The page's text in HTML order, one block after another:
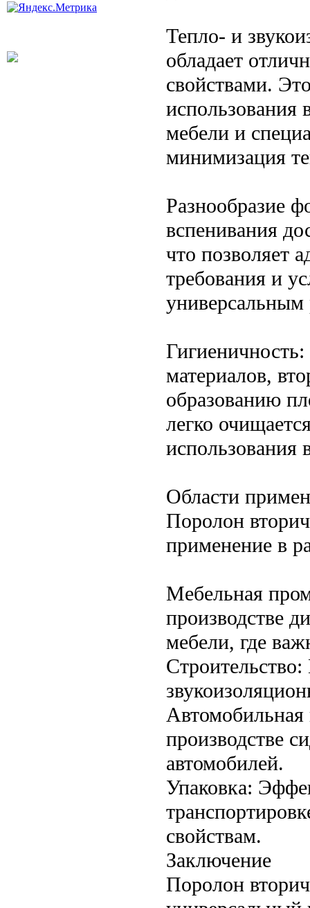
Тепло- и
обладает
свойствами.
использования
мебели и
минимизация
Разнообразие
вспенивания
что позволяет
требования и
материалов,
образованию
легко
Области
Поролон
применение в
Мебельная
производстве
мебели, где
производстве
автомобилей.
Упаковка:
свойствам.
Заключение
Поролон